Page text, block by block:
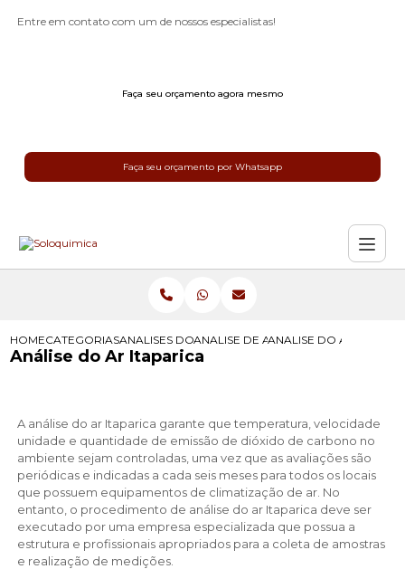
Entre em contato com um de nossos especialistas!
Faça seu orçamento agora mesmo
Faça seu orçamento por Whatsapp
HOMECATEGORIASANALISES DO ARANALISE DE AR AMBIENTE
ANALISE DO AR
Análise do Ar Itaparica
A análise do ar Itaparica garante que temperatura, velocidade
unidade e quantidade de emissão de dióxido de carbono no
ambiente sejam controladas, uma vez que as avaliações são
periódicas e indicadas a cada seis meses para todos os locais
que possuem equipamentos de climatização de ar. No
entanto, o procedimento de análise do ar Itaparica deve ser
executado por uma empresa especializada que possua a
estrutura e profissionais apropriados para a coleta de amostras
e realização de medições.